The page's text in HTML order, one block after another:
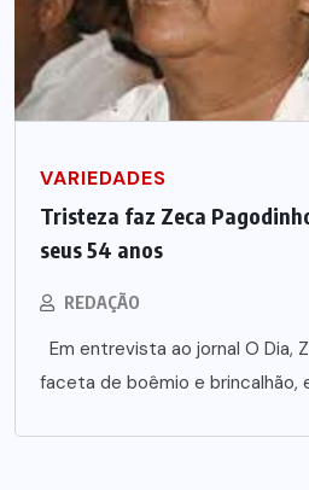
VARIEDADES
Tristeza faz Zeca
seus 54 anos
REDAÇÃO
Em entrevista ao jornal O Dia,
faceta de boêmio e brincalhão,